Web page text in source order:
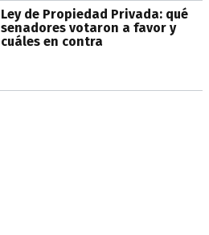
Ley de Propiedad Privada: qué
senadores votaron a favor y
cuáles en contra